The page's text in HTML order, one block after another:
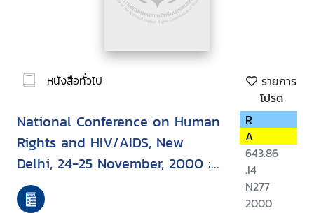
หนังสือทั่วไป
รายการ
โปรด
National Conference on Human
Rights and HIV/AIDS, New
Delhi, 24-25 November, 2000 :
report
R
A
643.86
.I4
N277
2000